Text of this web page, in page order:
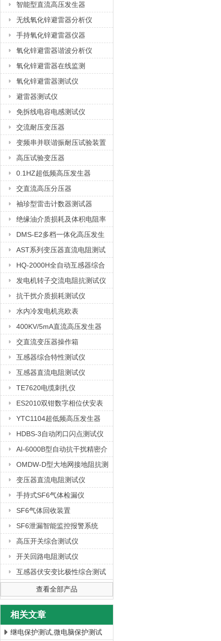
智能型直流高压发生器
无线氧化锌避雷器分析仪
手持氧化锌避雷器仪器
氧化锌避雷器谐波分析仪
氧化锌避雷器在线监测
氧化锌避雷器测试仪
避雷器测试仪
免拆线电容电感测试仪
交流耐压变压器
变频串并联谐振耐压试验装置
高压试验变压器
0.1HZ超低频高压发生器
交直流高压分压器
袖珍型雷击计数器测试器
绝缘油介质损耗及体积电阻率
测试仪
DMS-E2多档一体化高压发生
器
AST系列变压器直流电阻测试
仪
HQ-2000H全自动互感器综合
测试仪
发电机转子交流电阻抗测试仪
抗干扰介质损耗测试仪
水内冷发电机兆欧表
400KV/5mA直流高压发生器
交直流变压器操作箱
互感器综合特性测试仪
互感器直流电阻测试仪
TE7620电缆刺扎仪
ES2010双钳数字相位伏安表
YTC1104超低频高压发生器
HDBS-3自动闭口闪点测试仪
AI-6000B型自动抗干扰精密介
质损耗测量仪
OMDW-D型大地网接地阻抗测
试仪
变压器直流电阻测试仪
手持式SF6气体检漏仪
SF6气体回收装置
SF6泄漏智能监控报警系统
高压开关综合测试仪
开关回路电阻测试仪
互感器伏安变比极性综合测试
查看全部产品
相关文章
继电保护测试,微电脑保护测试